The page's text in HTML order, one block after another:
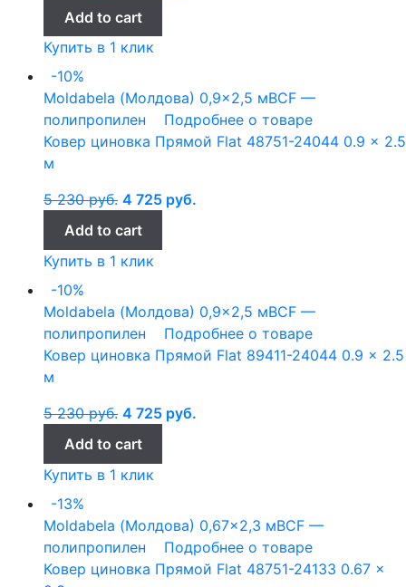
Add to cart
Купить в 1 клик
-10%
Moldabela (Молдова) 0,9x2,5 мBCF —
полипропилен
Подробнее о товаре
Ковер циновка Прямой Flat 48751-24044 0.9 x 2.5
м
5 230руб. 4 725 руб.
Add to cart
Купить в 1 клик
-10%
Moldabela (Молдова) 0,9x2,5 мBCF —
полипропилен
Подробнее о товаре
Ковер циновка Прямой Flat 89411-24044 0.9 x 2.5
м
5 230руб. 4 725 руб.
Add to cart
Купить в 1 клик
-13%
Moldabela (Молдова) 0,67x2,3 мBCF —
полипропилен
Подробнее о товаре
Ковер циновка Прямой Flat 48751-24133 0.67 x